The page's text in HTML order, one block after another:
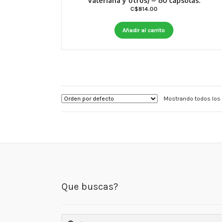
C$814.00
Añadir al carrito
Mostrando todos
Que buscas?
Buscar: